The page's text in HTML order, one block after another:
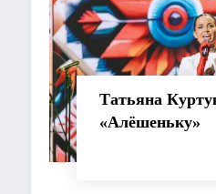
Татьяна
«Алёшеньку»